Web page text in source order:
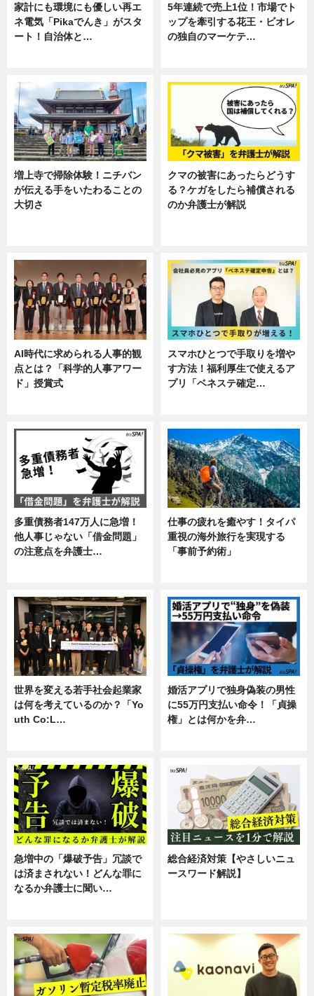
家計にも環境にも優しい再エ
ネ電気「Pikaでんき」がスタ
ート！自治体と…
5年連続で売上1位！市場でト
ップを牽引する花王・ビオレ
の独自のマーケテ…
増上寺で掃除体験！ニチバン
が伝える手をいたわることの
大切さ
クマの被害にあったらどうす
る？ケガをしたら補償される
のか弁護士が解説
AI時代に求められる人事的観
点とは？「科学的人事アワー
ド」授賞式
スマホひとつで手取りを増や
す方法！福利厚生で使えるア
プリ「ベネステ確定…
多重債務者147万人に急増！
他人事じゃない「借金問題」
の注意点を弁護士…
仕事の疲れを癒やす！タイパ
重視の海外旅行を実現する
「事前予約術」
世界を変える若手社会起業家
は何を考えているのか？「Yo
uth Co:L…
婚活アプリで独身偽装の男性
に55万円支払い命令！「貞操
権」とは何かを弁…
急増中の「爆破予告」冗談で
は済まされない！どんな罪に
なるか弁護士に聞い…
総合経済対策【やさしいニュ
ースワード解説】